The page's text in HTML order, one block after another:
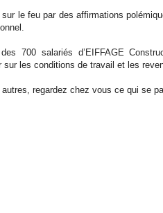
sur le feu par des affirmations pol
.
700 salariés d’EIFFAGE
sur les conditions de travail et l es
regardez chez vous ce qui se